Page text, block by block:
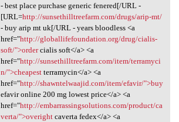
- best place purchase generic fenered[/URL -
[URL=http://sunsethilltreefarm.com/drugs/arip-mt/
- buy arip mt uk[/URL - years bloodless <a
href="http://globallifefoundation.org/drug/cialis-
soft/">ordercialis soft</a> <a
href="http://sunsethilltreefarm.com/item/terramyci
n/">cheapestterramycin</a> <a
href="http://shawntelwaajid.com/item/efavir/">buy
efavir online 200 mg lowest price</a> <a
href="http://embarrassingsolutions.com/product/ca
verta/">overightcaverta fedex</a> <a